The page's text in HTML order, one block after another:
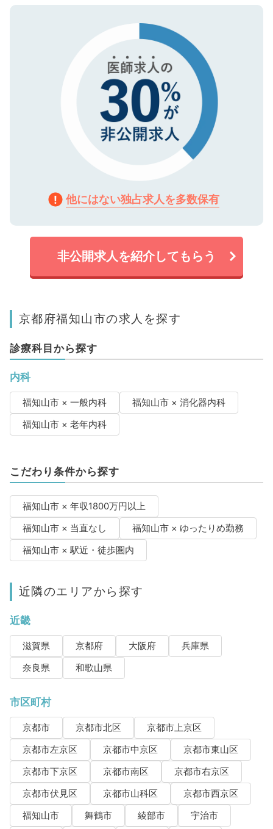
で、機密保持に関してもご安心ください。
ので、まずはご登録ください。
他にはない独占求人を多数保有
非公開求人を紹介してもらう
京都府福知山市の求人を探す
診療科目から探す
内科
福知山市 × 一般内科
福知山市 × 消化器内科
福知山市 × 老年内科
こだわり条件から探す
福知山市 × 年収1800万円以上
福知山市 × 当直なし
福知山市 × ゆったりめ勤務
福知山市 × 駅近・徒歩圏内
近隣のエリアから探す
近畿
滋賀県 京都府 大阪府
兵庫県
奈良県
和歌山県
市区町村
京都市 京都市北区
京都市上京区
京都市左京区
京都市中京区
京都市東山区
京都市下京区
京都市南区
京都市右京区
京都市伏見区
京都市山科区
京都市西京区
福知山市
舞鶴市 綾部市
宇治市